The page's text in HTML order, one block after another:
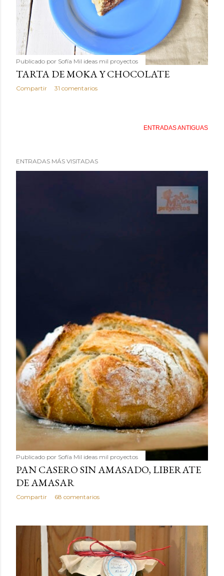
Publicado por Sofía Mil ideas mil proyectos
TARTA DE MOKA Y CHOCOLATE
Compartir 31 comentarios
ENTRADAS ANTIGUAS
ENTRADAS MÁS VISITADAS
Publicado por Sofía Mil ideas mil proyectos
PAN CASERO SIN AMASADO, LIBERATE
DE AMASAR
Compartir 68 comentarios